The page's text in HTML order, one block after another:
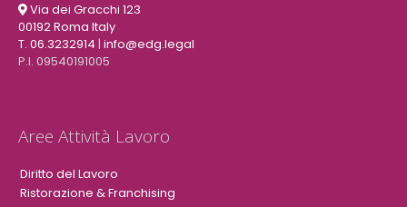
Via dei Gracchi 123
00192 Roma Italy
T. 06.3232914 | info@edg.legal
P.I. 09540191005
Aree Attività Lavoro
Diritto del Lavoro
Ristorazione & Franchising